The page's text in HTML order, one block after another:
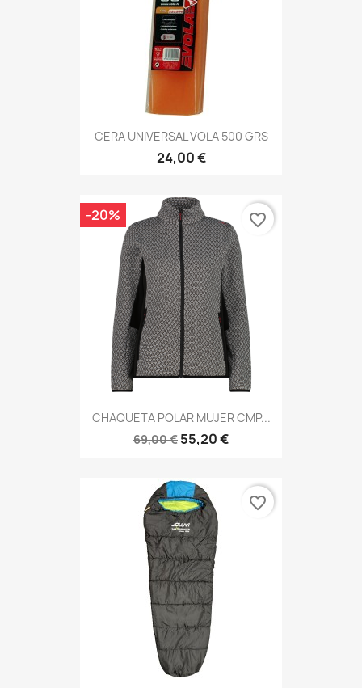
CERA UNIVERSAL VOLA 500 GRS
24,00 €
CHAQUETA POLAR MUJER CMP...
69,00 € 55,20 €
-20% favorite_border
favorite_border